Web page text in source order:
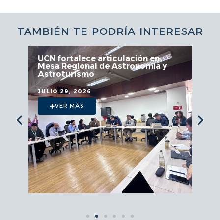
TAMBIÉN TE PODRÍA INTERESAR
UCN fortalece articulación en
Mesa Regional de Astronomía y
Astroturismo
JULIO 29, 2026
VER MÁS